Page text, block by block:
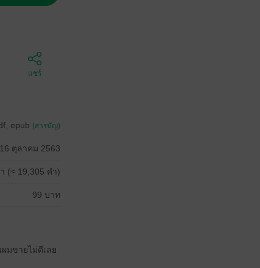
แชร์
epub (สารบัญ)
16 ตุลาคม 2563
(≈ 19,305 คำ)
99 บาท
มขายไม่ดีเลย